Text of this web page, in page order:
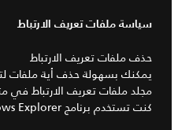
سياسة ملفات تعريف الارتباط
حذف ملفات تعريف الارتباط
يمكنك بسهولة حذف أية ملفات
مجلد ملفات تعريف الارتباط
كنت تستخدم برنامج Microsoft Windows Explorer: